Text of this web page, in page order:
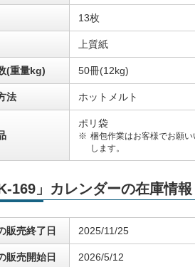
13枚
上質紙
(重量kg) 50冊(12kg)
法 ホットメルト
ポリ袋
梱包作業はお客様でお願い
します。
169」カレンダーの在庫情報
販売終了日 2025/11/25
販売開始日 2026/5/12